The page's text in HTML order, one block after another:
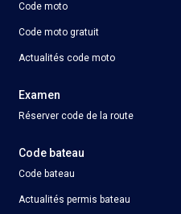
Code moto
Code moto gratuit
Actualités code moto
Examen
Réserver code de la route
Code bateau
Code bateau
Actualités permis bateau